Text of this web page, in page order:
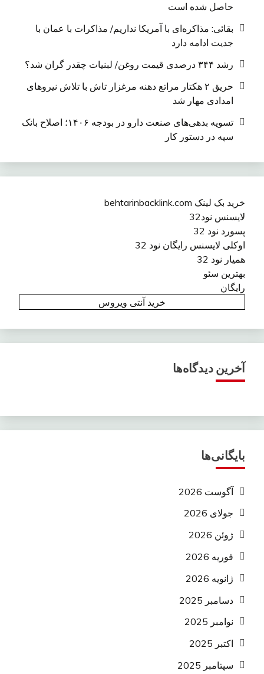
حاصل شده است
بقائی: مذاکره‌ای با آمریکا نداریم/ مذاکرات با عمان با
جدیت ادامه دارد
رشد ۳۴۴ درصدی قیمت روغن/ لبنیات چقدر گران شد؟
حریق ۲ هکتار مراتع دهنه مرغزار تاش با تلاش نیروهای
امدادی مهار شد
تسویه بدهی‌های صنعت دارو در بودجه ۱۴۰۶؛ اصلاح بانک
سپه در دستور کار
خرید بک لینک behtarinbacklink.com
لایسنس نود32
پسورد نود 32
اوکلی لایسنس رایگان نود 32
همیار نود 32
بهترین سئو
رایگان
خرید آنتی ویروس
آخرین دیدگاه‌ها
بایگانی‌ها
آگوست 2026
جولای 2026
ژوئن 2026
فوریه 2026
ژانویه 2026
دسامبر 2025
نوامبر 2025
اکتبر 2025
سپتامبر 2025